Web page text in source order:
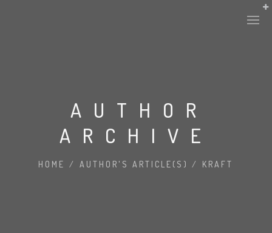
AUTHOR
ARCHIVE
HOME / AUTHOR'S ARTICLE(S) / KRAFT